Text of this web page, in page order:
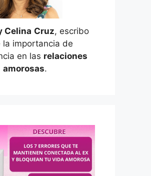
Celina Cruz, escribo
la importancia de
en las relaciones
amorosas.